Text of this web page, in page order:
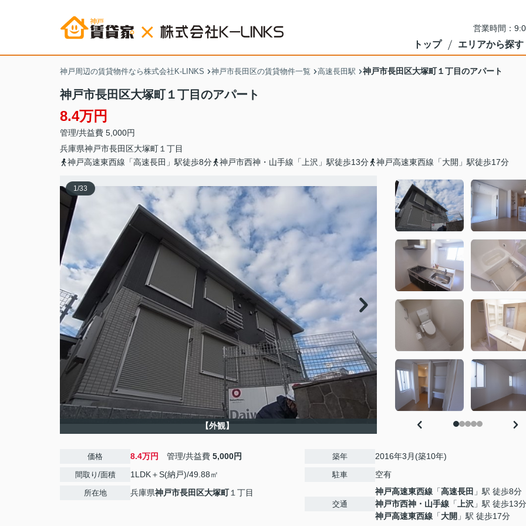
営業時間：
トップ エリアから探す
神戸周辺の賃貸物件なら株式会社K-LINKS 神戸市長田区の賃貸物件一覧 高速長田駅 神戸市長田区大塚町１丁目のアパート
神戸市長田区大塚町１丁目のアパート
8.4万円
管理/共益費 5,000円
兵庫県神戸市長田区大塚町 １丁目
神戸高速東西線「高速長田」駅徒歩8分
神戸市西神・山手線「上沢」駅徒歩13分 神戸高速東西線「大開」駅徒歩17分
1/33
【外観】
価格 8.4万円 管理/共益費 5,000円
間取り/面積 1LDK＋S(納戸)/49.88㎡
所在地 兵庫県神戸市長田区大塚町１丁目
築年 2016年3月(築10年)
駐車 空有
交通
神戸高速東西線 「高速長田 」駅 徒歩8分
神戸市西神・山手線 「 上沢 」駅 徒歩13分
神戸高速東西線 「大開 」駅 徒歩17分